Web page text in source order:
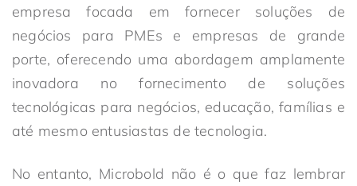
empresa focada em fornecer soluções de
negócios para PMEs e empresas de grande
porte, oferecendo uma abordagem amplamente
inovadora no fornecimento de soluções
tecnológicas para negócios, educação, famílias e
até mesmo entusiastas de tecnologia.
No entanto, Microbold não é o que faz lembrar